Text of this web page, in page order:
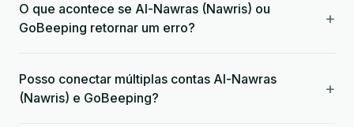
O que acontece se Al-Nawras (Nawris) ou
GoBeeping retornar um erro?
+
Posso conectar múltiplas contas Al-Nawras
(Nawris) e GoBeeping?
+